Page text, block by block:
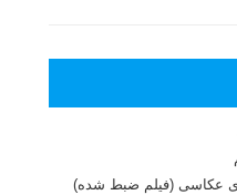
عکاسی (فیلم ضبط شده)